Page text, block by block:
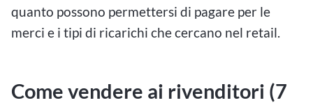
quanto possono permettersi di pagare per le
merci e i tipi di ricarichi che cercano nel retail.
Come vendere ai rivenditori (7